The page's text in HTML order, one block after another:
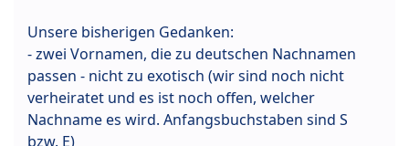
Unsere bisherigen Gedanken:
- zwei Vornamen, die zu deutschen Nachnamen
passen - nicht zu exotisch (wir sind noch nicht
verheiratet und es ist noch offen, welcher
Nachname es wird. Anfangsbuchstaben sind S
bzw. E)